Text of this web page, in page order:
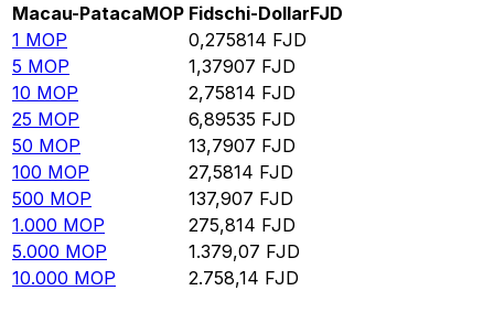
Macau-PatacaMOP Fidschi-DollarFJD
1 MOP 0,275814 FJD
5 MOP 1,37907 FJD
10 MOP 2,75814 FJD
25 MOP 6,89535 FJD
50 MOP 13,7907 FJD
100 MOP 27,5814 FJD
500 MOP 137,907 FJD
1.000 MOP 275,814 FJD
5.000 MOP 1.379,07 FJD
10.000 MOP 2.758,14 FJD